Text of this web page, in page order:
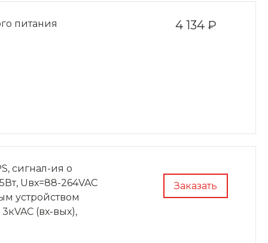
4 134 ₽
питания
Заказать
сигнал-ия о
Uвх=88-264VAC
устройством
(вх-вых),